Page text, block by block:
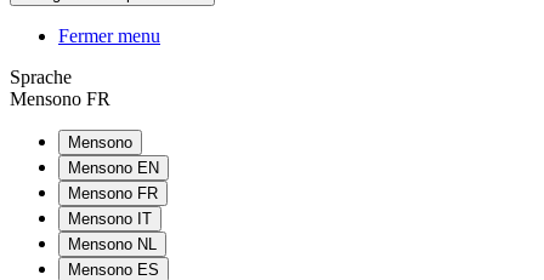
Fermer menu
Sprache
Mensono FR
Mensono
Mensono EN
Mensono FR
Mensono IT
Mensono NL
Mensono ES